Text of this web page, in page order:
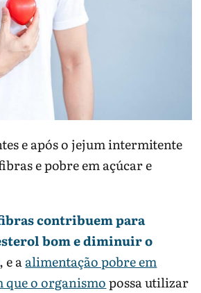
e após o jejum intermitente
e pobre em açúcar e
contribuem para
bom e diminuir o
, e aalimentação pobre em
que o organismopossa utilizar